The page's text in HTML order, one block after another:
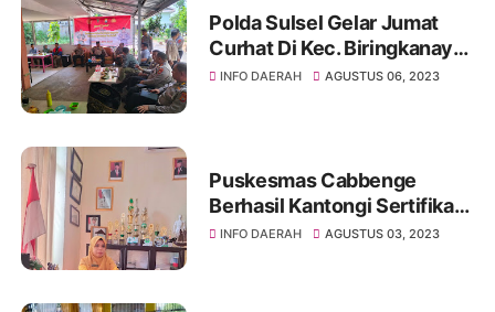
Polda Sulsel Gelar Jumat
Curhat Di Kec. Biringkanaya,
Warga Keluhkan
INFO DAERAH AGUSTUS 06, 2023
Puskesmas Cabbenge
Berhasil Kantongi Sertifikat
Akreditasi Paripurna
INFO DAERAH AGUSTUS 03, 2023